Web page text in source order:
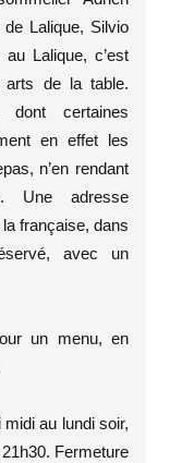
Lalique, Silvio
Lalique, c’est
arts de la table.
certaines
en effet les
n’en rendant
Une adresse
française, dans
avec un
un menu, en
au lundi soir,
Fermeture